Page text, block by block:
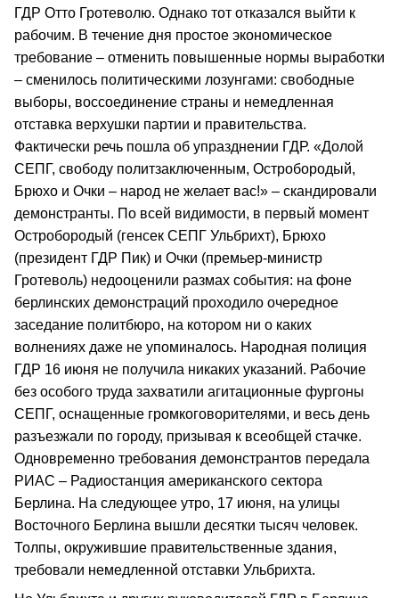
ГДР Отто Гротеволю. Однако тот отказался выйти к
рабочим. В течение дня простое экономическое
требование – отменить повышенные нормы выработки
– сменилось политическими лозунгами: свободные
выборы, воссоединение страны и немедленная
отставка верхушки партии и правительства.
Фактически речь пошла об упразднении ГДР. «Долой
СЕПГ, свободу политзаключенным, Остробородый,
Брюхо и Очки – народ не желает вас!» – скандировали
демонстранты. По всей видимости, в первый момент
Остробородый (генсек СЕПГ Ульбрихт), Брюхо
(президент ГДР Пик) и Очки (премьер-министр
Гротеволь) недооценили размах события: на фоне
берлинских демонстраций проходило очередное
заседание политбюро, на котором ни о каких
волнениях даже не упоминалось. Народная полиция
ГДР 16 июня не получила никаких указаний. Рабочие
без особого труда захватили агитационные фургоны
СЕПГ, оснащенные громкоговорителями, и весь день
разъезжали по городу, призывая к всеобщей стачке.
Одновременно требования демонстрантов передала
РИАС – Радиостанция американского сектора
Берлина. На следующее утро, 17 июня, на улицы
Восточного Берлина вышли десятки тысяч человек.
Толпы, окружившие правительственные здания,
требовали немедленной отставки Ульбрихта.